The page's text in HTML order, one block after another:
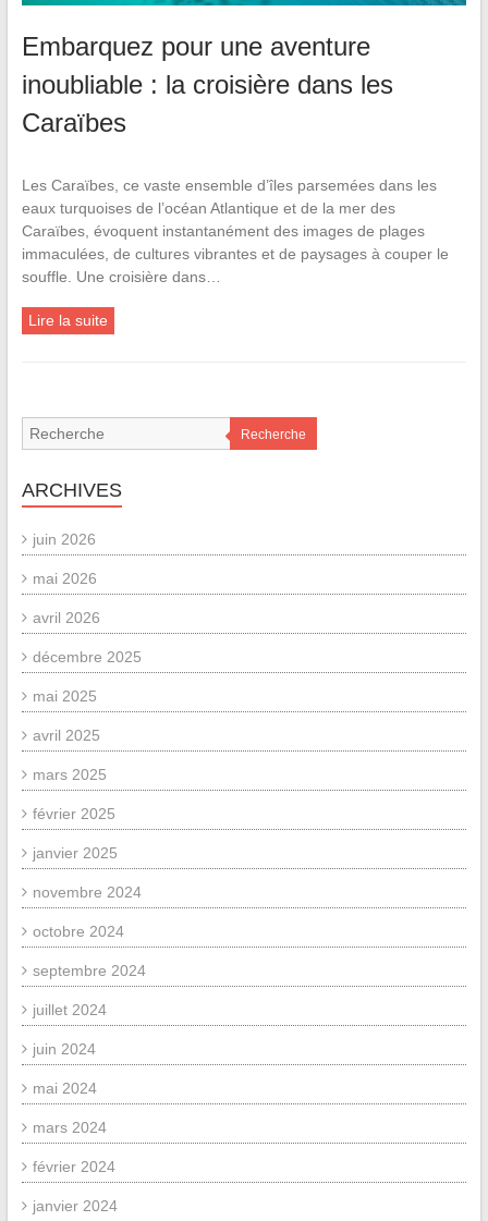
Embarquez pour une aventure
inoubliable : la croisière dans les
Caraïbes
Les Caraïbes, ce vaste ensemble d’îles parsemées dans les
eaux turquoises de l’océan Atlantique et de la mer des
Caraïbes, évoquent instantanément des images de plages
immaculées, de cultures vibrantes et de paysages à couper le
souffle. Une croisière dans…
Lire la suite
Recherche
ARCHIVES
juin 2026
mai 2026
avril 2026
décembre 2025
mai 2025
avril 2025
mars 2025
février 2025
janvier 2025
novembre 2024
octobre 2024
septembre 2024
juillet 2024
juin 2024
mai 2024
mars 2024
février 2024
janvier 2024